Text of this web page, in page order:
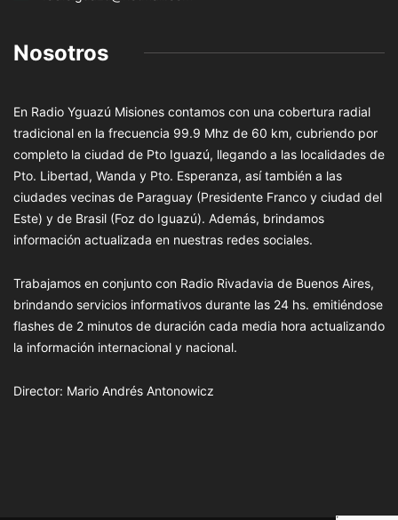
Nosotros
En Radio Yguazú Misiones contamos con una cobertura radial
tradicional en la frecuencia 99.9 Mhz de 60 km, cubriendo por
completo la ciudad de Pto Iguazú, llegando a las localidades de
Pto. Libertad, Wanda y Pto. Esperanza, así también a las
ciudades vecinas de Paraguay (Presidente Franco y ciudad del
Este) y de Brasil (Foz do Iguazú). Además, brindamos
información actualizada en nuestras redes sociales.
Trabajamos en conjunto con Radio Rivadavia de Buenos Aires,
brindando servicios informativos durante las 24 hs. emitiéndose
flashes de 2 minutos de duración cada media hora actualizando
la información internacional y nacional.
Director: Mario Andrés Antonowicz